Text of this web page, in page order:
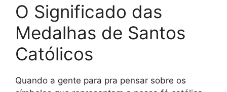
O Significado das
Medalhas de Santos
Católicos
Quando a gente para pra pensar sobre os